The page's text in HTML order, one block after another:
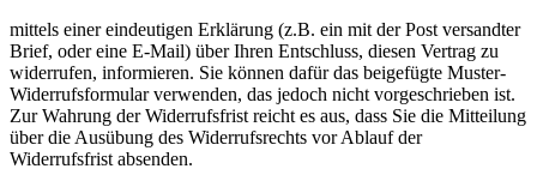
mittels einer eindeutigen Erklärung (z.B. ein mit der Post versandter
Brief, oder eine E-Mail) über Ihren Entschluss, diesen Vertrag zu
widerrufen, informieren. Sie können dafür das beigefügte Muster-
Widerrufsformular verwenden, das jedoch nicht vorgeschrieben ist.
Zur Wahrung der Widerrufsfrist reicht es aus, dass Sie die Mitteilung
über die Ausübung des Widerrufsrechts vor Ablauf der
Widerrufsfrist absenden.